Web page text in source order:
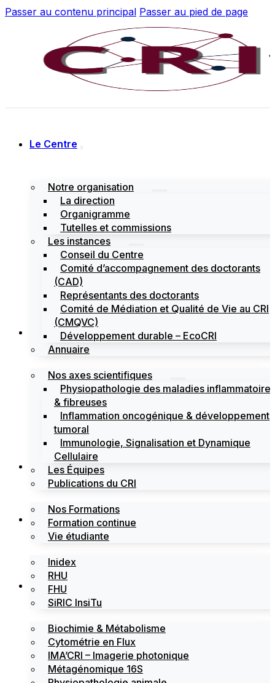
Passer au contenu principal Passer au pied de page
Le Centre
Notre organisation
La direction
Organigramme
Tutelles et commissions
Les instances
Conseil du Centre
Comité d’accompagnement des doctorants
(CAD)
Représentants des doctorants
Comité de Médiation et Qualité de Vie au CRI
(CMQVC)
Développement durable – EcoCRI
Annuaire
Recherche
Nos axes scientifiques
Physiopathologie des maladies inflammatoires
& fibreuses
Inflammation oncogénique & développement
tumoral
Immunologie, Signalisation et Dynamique
Cellulaire
Les Équipes
Publications du CRI
Formations
Nos Formations
Formation continue
Vie étudiante
Labels
Inidex
RHU
FHU
SiRIC InsiTu
Les plateformes
Biochimie & Métabolisme
Cytométrie en Flux
IMA’CRI – Imagerie photonique
Métagénomique 16S